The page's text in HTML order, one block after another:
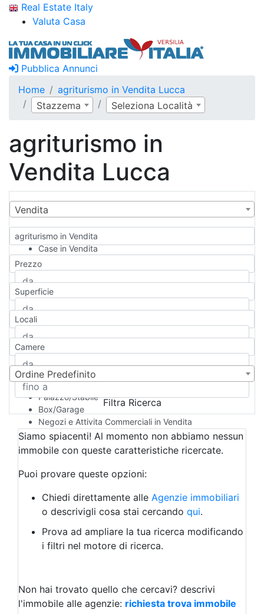
Real Estate Italy
Valuta Casa
Pubblica Annunci
Home
agriturismo in Vendita Lucca
Stazzema
Seleziona Località
agriturismo in
Vendita Lucca
Vendita
agriturismo in Vendita
Case in Vendita
Qualsiasi
Appartamento
Casa indipendente
Casa Semi-indipendente
Attico/Mansarda
Rustico/Casale
Camera d'Albergo
Multiproprietà
Palazzo/Stabile
Box/Garage
Negozi e Attivita Commerciali in Vendita
Qualsiasi
Attività/Licenza Commerciale
Azienda Agricola
Bar/Ristorante
Albergo
Laboratorio Artigianale
Negozio/locale commerciale
Agriturismo
Magazzini
Qualsiasi
Terreno edificabile
Prezzo
Superficie
Locali
Camere
Ordine Predefinito
Filtra Ricerca
Siamo spiacenti! Al momento non abbiamo nessun
immobile con queste caratteristiche ricercate.
Puoi provare queste opzioni:
Chiedi direttamente alle Agenzie immobiliari
o descrivigli cosa stai cercando qui.
Prova ad ampliare la tua ricerca modificando
i filtri nel motore di ricerca.
Non hai trovato quello che cercavi? descrivi
l'immobile alle agenzie: richiesta trova immobile